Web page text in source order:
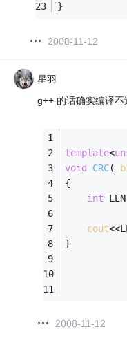
}
2008-11-12
星羽
g++ 的话确实编译
template<
void
CRC(
{
int
cout
}
2008-11-12